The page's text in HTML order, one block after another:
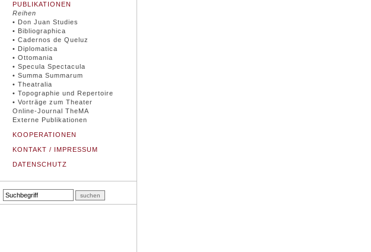
PUBLIKATIONEN
Reihen
• Don Juan Studies
• Bibliographica
• Cadernos de Queluz
• Diplomatica
• Ottomania
• Specula Spectacula
• Summa Summarum
• Theatralia
• Topographie und Repertoire
• Vorträge zum Theater
Online-Journal TheMA
Externe Publikationen
KOOPERATIONEN
KONTAKT / IMPRESSUM
DATENSCHUTZ